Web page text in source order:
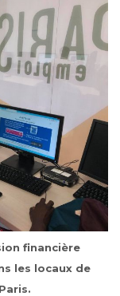
financière
les locaux de